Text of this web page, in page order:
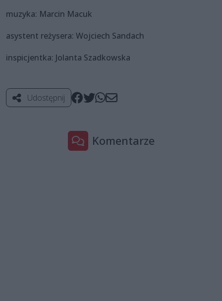
muzyka: Marcin Macuk
asystent reżysera: Wojciech Sandach
inspicjentka: Jolanta Szadkowska
Udostępnij
Komentarze